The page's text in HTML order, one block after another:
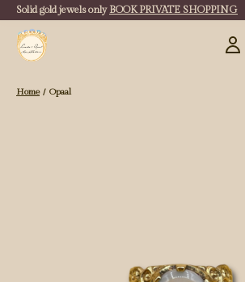
Solid gold jewels only BOOK PRIVATE SHOPPING
Home / Opaal